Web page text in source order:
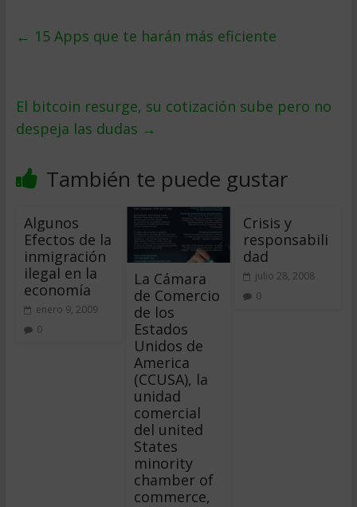
← 15 Apps que te harán más eficiente
El bitcoin resurge, su cotización sube pero no
despeja las dudas →
También te puede gustar
Algunos
Efectos de la
inmigración
ilegal en la
economía
enero 9, 2009
0
La Cámara
de Comercio
de los
Estados
Unidos de
America
(CCUSA), la
unidad
comercial
del united
States
minority
chamber of
commerce,
Crisis y
responsabili
dad
julio 28, 2008
0